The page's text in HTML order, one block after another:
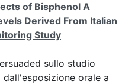
of Bisphenol A
Derived From Italian
Study
sullo studio
orale a